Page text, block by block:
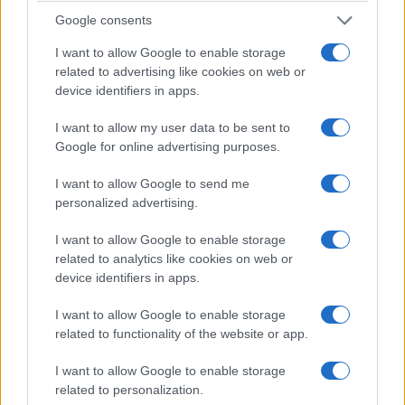
Google consents
I want to allow Google to enable storage
related to advertising like cookies on web or
device identifiers in apps.
I want to allow my user data to be sent to
Google for online advertising purposes.
I want to allow Google to send me
personalized advertising.
I want to allow Google to enable storage
related to analytics like cookies on web or
device identifiers in apps.
I want to allow Google to enable storage
related to functionality of the website or app.
I want to allow Google to enable storage
related to personalization.
Resta immobile
‘Αρια του Guglielmo Tell από την όπερα
Αλέξανδρος Δελιαλής
Eccomi in lieta vesta… Oh quante volte
Ρετσιτατίβο και άρια της Giulietta από την
όπερα “I Capuleti e i Montecchi” του Vincenzo
Γιώτα Κοντού
Donde lieta uscì